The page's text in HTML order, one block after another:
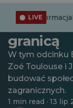
LIVE
Dezinformacja
Podcast
granicą
W tym odcinku
Zoé Toulouse i
budować
zagranicznych.
1 min read · 13 lip